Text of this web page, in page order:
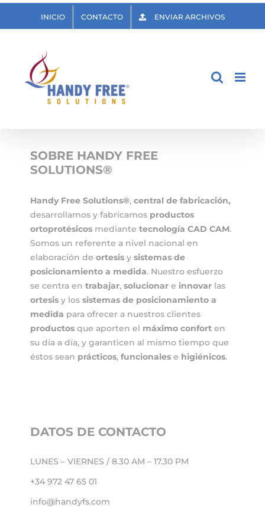
contenido
INICIO CONTACTO ENVIAR ARCHIVOS
SOBRE HANDY FREE
SOLUTIONS®
Handy Free Solutions®,central de fabricación,
desarrollamos y fabricamos productos
ortoprotésicos mediantetecnología CAD CAM.
Somos un referente a nivel nacional en
elaboración deortesis ysistemas de
posicionamiento a medida. Nuestro esfuerzo
se centra entrabajar,solucionar e innovar las
ortesis y lossistemas de posicionamiento a
medida para ofrecer a nuestros clientes
productos que aporten el máximo confort en
su día a día, y garanticen al mismo tiempo que
éstos sean prácticos,funcionales e higiénicos.
DATOS DE CONTACTO
LUNES – VIERNES / 8.30 AM – 17.30 PM
+34 972 47 65 01
info@handyfs.com